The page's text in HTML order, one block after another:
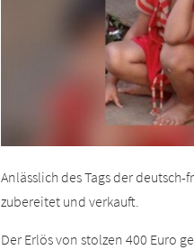
Anlässlich des Tags der
zubereitet und verkauft.
Der Erlös von stolzen 400 Euro